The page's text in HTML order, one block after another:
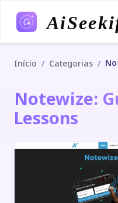
Início / Categorias /
Notewize:
Lessons